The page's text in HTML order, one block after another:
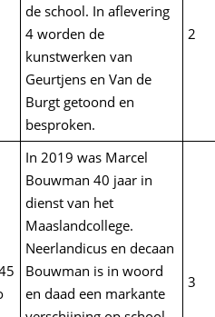
de school. In aflevering
4 worden de
kunstwerken van
Geurtjens en Van de
Burgt getoond en
besproken.
2
In 2019 was Marcel
Bouwman 40 jaar in
dienst van het
Maaslandcollege.
Neerlandicus en decaan
Bouwman is in woord
en daad een markante
3